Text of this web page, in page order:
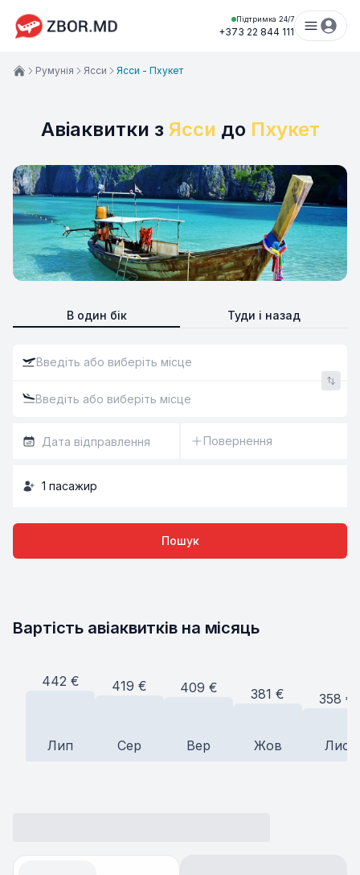
Підтримка 24/7
+373 22 844 111
Авіаквитки з Ясси до Пхукет
В один бік Туди і назад
Повернення
1 пасажир
Пошук
Румунія Ясси Ясси - Пхукет
Вартість авіаквитків на місяць
442 €
Лип
419 €
Сер
409 €
Вер
381 €
Жов
358 €
Лис